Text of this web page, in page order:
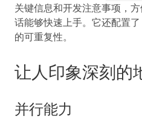
关键信息和开发注意事项，
话能够快速上手。它还配置
的可重复性。
让人印象深刻的
并行能力